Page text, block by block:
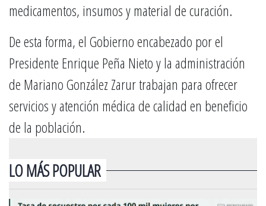
medicamentos, insumos y material de curación.
De esta forma, el Gobierno encabezado por el
Presidente Enrique Peña Nieto y la administración
de Mariano González Zarur trabajan para ofrecer
servicios y atención médica de calidad en beneficio
de la población.
LO MÁS POPULAR